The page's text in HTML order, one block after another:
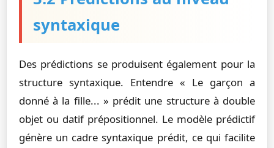
syntaxique
Des prédictions se produisent également pour la
structure syntaxique. Entendre « Le garçon a
donné à la fille... » prédit une structure à double
objet ou datif prépositionnel. Le modèle prédictif
génère un cadre syntaxique prédit, ce qui facilite